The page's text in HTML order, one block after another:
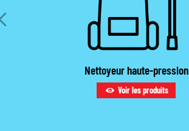
Nettoyeur haute-pression
Voir les produits